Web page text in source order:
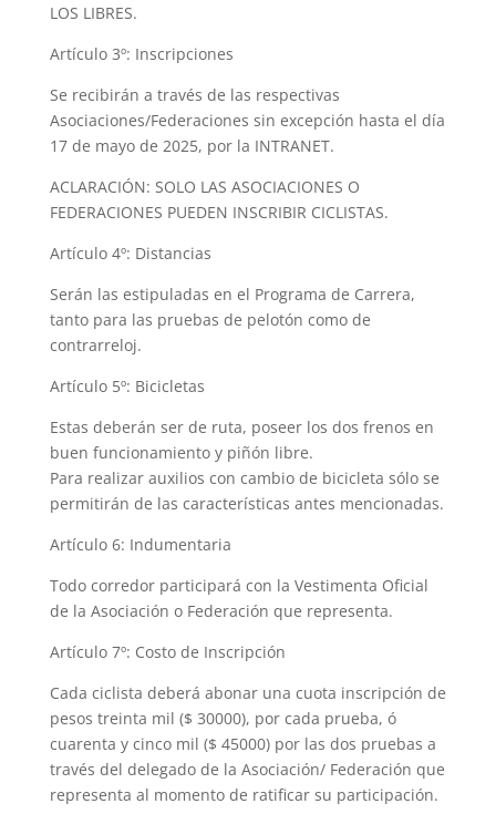
LOS LIBRES.
Artículo 3º: Inscripciones
Se recibirán a través de las respectivas
Asociaciones/Federaciones sin excepción hasta el día
17 de mayo de 2025, por la INTRANET.
ACLARACIÓN: SOLO LAS ASOCIACIONES O
FEDERACIONES PUEDEN INSCRIBIR CICLISTAS.
Artículo 4º: Distancias
Serán las estipuladas en el Programa de Carrera,
tanto para las pruebas de pelotón como de
contrarreloj.
Artículo 5º: Bicicletas
Estas deberán ser de ruta, poseer los dos frenos en
buen funcionamiento y piñón libre.
Para realizar auxilios con cambio de bicicleta sólo se
permitirán de las características antes mencionadas.
Artículo 6: Indumentaria
Todo corredor participará con la Vestimenta Oficial
de la Asociación o Federación que representa.
Artículo 7º: Costo de Inscripción
Cada ciclista deberá abonar una cuota inscripción de
pesos treinta mil ($ 30000), por cada prueba, ó
cuarenta y cinco mil ($ 45000) por las dos pruebas a
través del delegado de la Asociación/ Federación que
representa al momento de ratificar su participación.